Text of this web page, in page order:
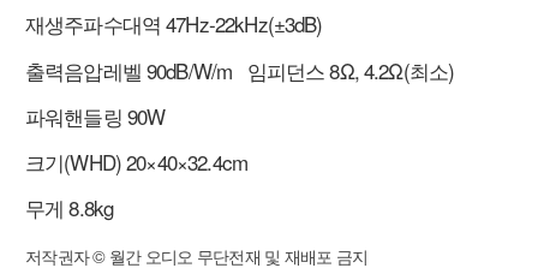
재생주파수대역 47Hz-22kHz(±3dB)
출력음압레벨 90dB/W/m 임피던스 8Ω, 4.2Ω(최소)
파워핸들링 90W
크기(WHD) 20×40×32.4cm
무게 8.8kg
저작권자 © 월간 오디오 무단전재 및 재배포 금지